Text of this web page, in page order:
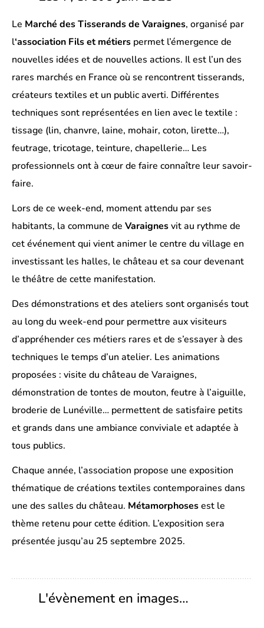
Le Marché des Tisserands de Varaignes, organisé par
l‘association Fils et métiers permet l’émergence de
nouvelles idées et de nouvelles actions. Il est l’un des
rares marchés en France où se rencontrent tisserands,
créateurs textiles et un public averti. Différentes
techniques sont représentées en lien avec le textile :
tissage (lin, chanvre, laine, mohair, coton, lirette…),
feutrage, tricotage, teinture, chapellerie… Les
professionnels ont à cœur de faire connaître leur savoir-
faire.
Lors de ce week-end, moment attendu par ses
habitants, la commune de Varaignesvit au rythme de
cet événement qui vient animer le centre du village en
investissant les halles, le château et sa cour devenant
le théâtre de cette manifestation.
Des démonstrations et des ateliers sont organisés tout
au long du week-end pour permettre aux visiteurs
d’appréhender ces métiers rares et de s’essayer à des
techniques le temps d’un atelier. Les animations
proposées : visite du château de Varaignes,
démonstration de tontes de mouton, feutre à l’aiguille,
broderie de Lunéville… permettent de satisfaire petits
et grands dans une ambiance conviviale et adaptée à
tous publics.
Chaque année, l’association propose une exposition
thématique de créations textiles contemporaines dans
une des salles du château. Métamorphosesest le
thème retenu pour cette édition. L’exposition sera
présentée jusqu’au 25 septembre 2025.
L'évènement en images…